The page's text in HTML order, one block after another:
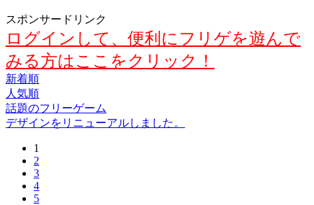
スポンサードリンク
ログインして、便利にフリゲを遊んで
みる方はここをクリック！
新着順
人気順
話題のフリーゲーム
デザインをリニューアルしました。
1
2
3
4
5